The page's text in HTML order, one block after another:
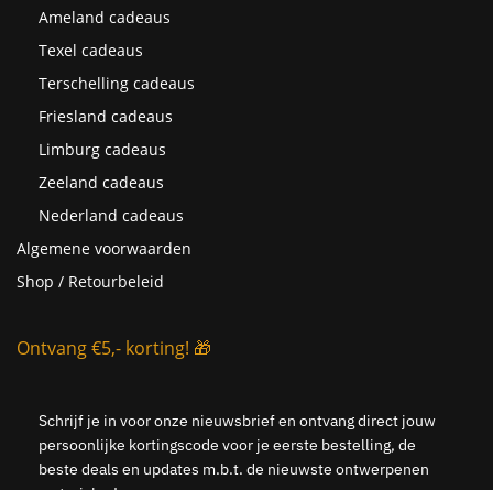
Ameland cadeaus
Texel cadeaus
Terschelling cadeaus
Friesland cadeaus
Limburg cadeaus
Zeeland cadeaus
Nederland cadeaus
Algemene voorwaarden
Shop / Retourbeleid
Ontvang €5,- korting! 🎁
Schrijf je in voor onze nieuwsbrief en ontvang direct jouw
persoonlijke kortingscode voor je eerste bestelling, de
beste deals en updates m.b.t. de nieuwste ontwerpenen